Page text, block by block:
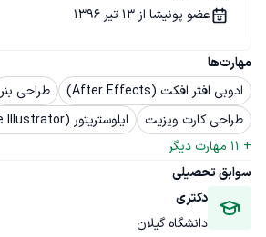
مهارت‌ها
ادوبی افتر افکت (After Effects)
طراحی بنر
طراحی کارت ویزیت
ایلوستریتور (Adobe Illustrator)
+
11 مهارت دیگر
سوابق تحصیلی
دکتری
دانشگاه گیلان
عضو پونیشا از 13 تیر 1396